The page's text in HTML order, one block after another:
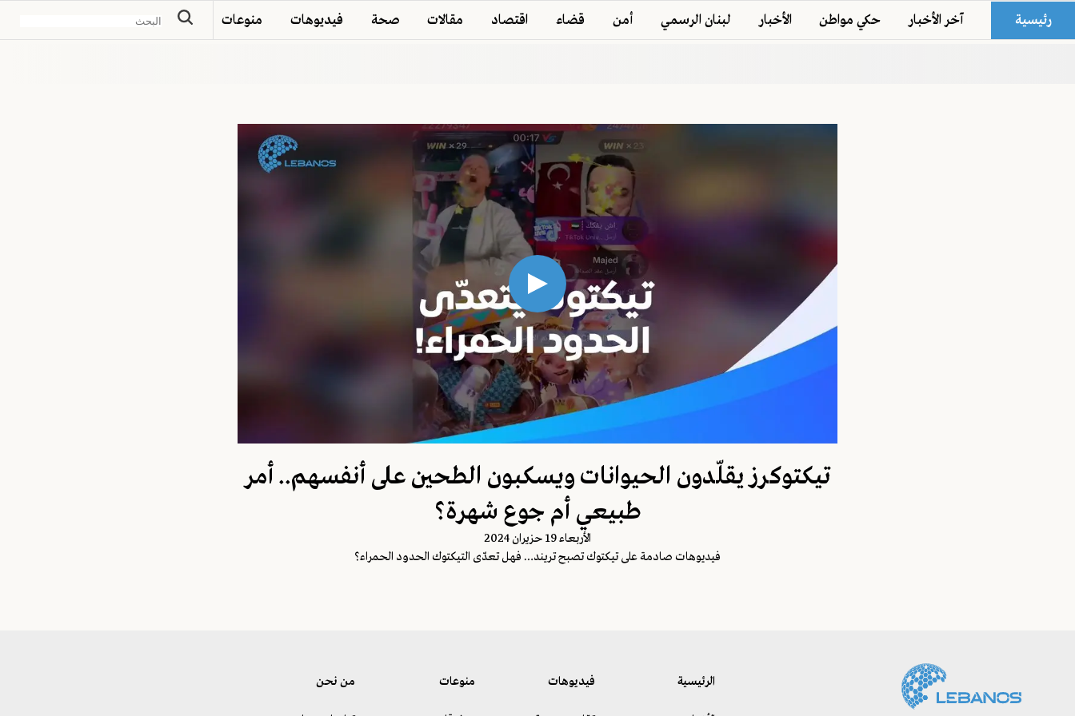
رئيسية آخر الأخبار حكي مواطن الأخبار لبنان الرسمي أمن قضاء اقتصاد مقالات صحة فيديوهات منوعات
تيكتوكرز يقلّدون الحيوانات ويسكبون الطحين على أنفسهم.. أمر
طبيعي أم جوع شهرة؟
اﻷربعاء 19 حزيران 2024
فيديوهات صادمة على تيكتوك تصبح تريند… فهل تعدّى التيكتوك الحدود الحمراء؟
الرئيسية فيديوهات منوعات من نحن